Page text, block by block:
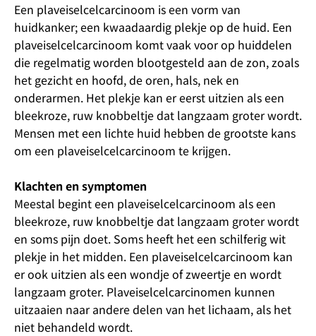
Een plaveiselcelcarcinoom is een vorm van
huidkanker; een kwaadaardig plekje op de huid. Een
plaveiselcelcarcinoom komt vaak voor op huiddelen
die regelmatig worden blootgesteld aan de zon, zoals
het gezicht en hoofd, de oren, hals, nek en
onderarmen. Het plekje kan er eerst uitzien als een
bleekroze, ruw knobbeltje dat langzaam groter wordt.
Mensen met een lichte huid hebben de grootste kans
om een plaveiselcelcarcinoom te krijgen.
Klachten en symptomen
Meestal begint een plaveiselcelcarcinoom als een
bleekroze, ruw knobbeltje dat langzaam groter wordt
en soms pijn doet. Soms heeft het een schilferig wit
plekje in het midden. Een plaveiselcelcarcinoom kan
er ook uitzien als een wondje of zweertje en wordt
langzaam groter. Plaveiselcelcarcinomen kunnen
uitzaaien naar andere delen van het lichaam, als het
niet behandeld wordt.